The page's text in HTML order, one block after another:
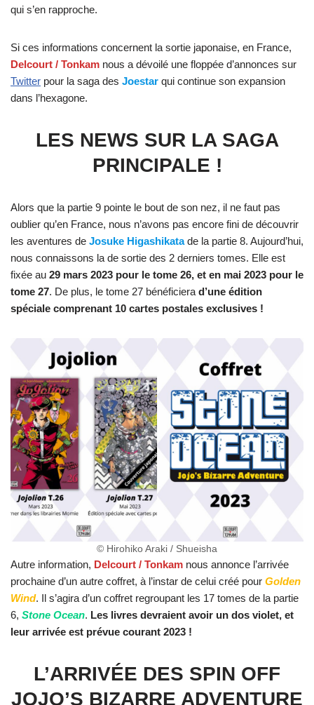
qui s’en rapproche.
Si ces informations concernent la sortie japonaise, en France,
Delcourt / Tonkam nous a dévoilé une floppée d’annonces sur
Twitter pour la saga des Joestar qui continue son expansion
dans l’hexagone.
LES NEWS SUR LA SAGA
PRINCIPALE !
Alors que la partie 9 pointe le bout de son nez, il ne faut pas
oublier qu’en France, nous n’avons pas encore fini de découvrir
les aventures de Josuke Higashikatade la partie 8. Aujourd’hui,
nous connaissons la de sortie des 2 derniers tomes. Elle est
fixée au 29 mars 2023 pour le tome 26, et en mai 2023 pour le
tome 27. De plus, le tome 27 bénéficierad’une édition
spéciale comprenant 10 cartes postales exclusives !
© Hirohiko Araki / Shueisha
Autre information, Delcourt / Tonkam nous annonce l’arrivée
prochaine d’un autre coffret, à l’instar de celui créé pour Golden
Wind. Il s’agira d’un coffret regroupant les 17 tomes de la partie
6, Stone Ocean. Les livres devraient avoir un dos violet, et
leur arrivée est prévue courant 2023 !
L’ARRIVÉE DES SPIN OFF
JOJO’S BIZARRE ADVENTURE